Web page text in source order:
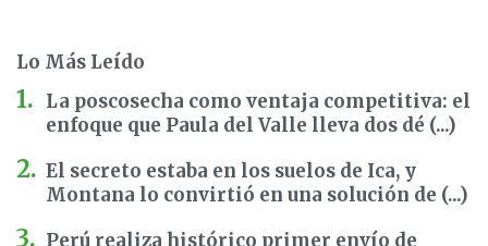
Lo Más Leído
La poscosecha como ventaja competitiva: el
enfoque que Paula del Valle lleva dos dé (...)
El secreto estaba en los suelos de Ica, y
Montana lo convirtió en una solución de (...)
Perú realiza histórico primer envío de